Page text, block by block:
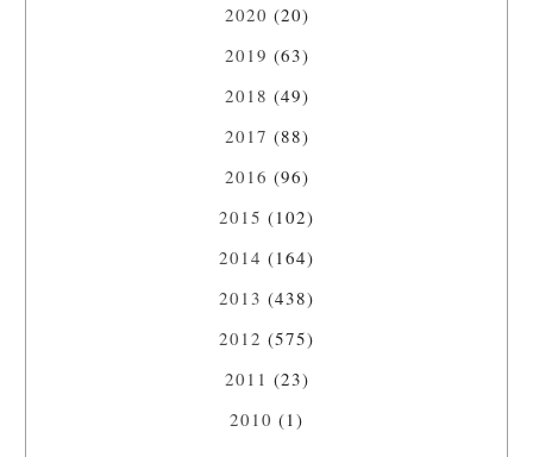
2020 (20)
2019 (63)
2018 (49)
2017 (88)
2016 (96)
2015 (102)
2014 (164)
2013 (438)
2012 (575)
2011 (23)
2010 (1)